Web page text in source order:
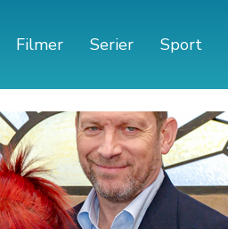
Filmer Serier Sport